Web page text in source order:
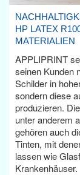
HP LATEX
MATERIALIEN
APPLIPRINT
seinen Kunden
Schilder in
sondern diese
produzieren.
unter anderem
gehören auch
Tinten, mit
lassen wie
Krankenhäuser.